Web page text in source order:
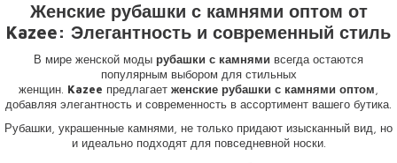
Женские рубашки с камнями оптом от
Kazee: Элегантность и современный стиль
В мире женской моды рубашки с камнями всегда остаются
популярным выбором для стильных
женщин. Kazee предлагает женские рубашки с камнями оптом
добавляя элегантность и современность в ассортимент вашего бутика.
Рубашки, украшенные камнями, не только придают изысканный вид, но
и идеально подходят для повседневной носки.